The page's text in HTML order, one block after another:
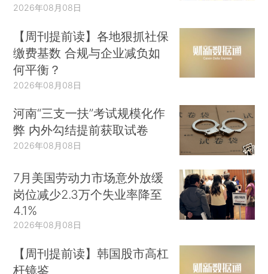
2026年08月08日
【周刊提前读】各地狠抓社保
缴费基数 合规与企业减负如
何平衡？
2026年08月08日
河南“三支一扶”考试规模化作
弊 内外勾结提前获取试卷
2026年08月08日
7月美国劳动力市场意外放缓
岗位减少2.3万个失业率降至
4.1%
2026年08月08日
【周刊提前读】韩国股市高杠
杆镜鉴